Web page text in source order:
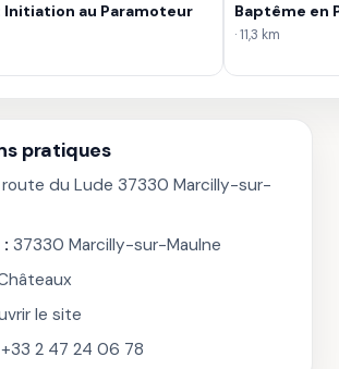
au Paramoteur
Baptême en
· 11,3 km
pratiques
route du Lude 37330 Marcilly-sur-
37330 Marcilly-sur-Maulne
le site
+33 2 47 24 06 78